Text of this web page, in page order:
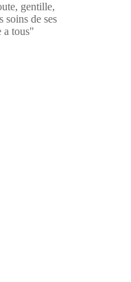
gentille,
soins de ses
a tous"